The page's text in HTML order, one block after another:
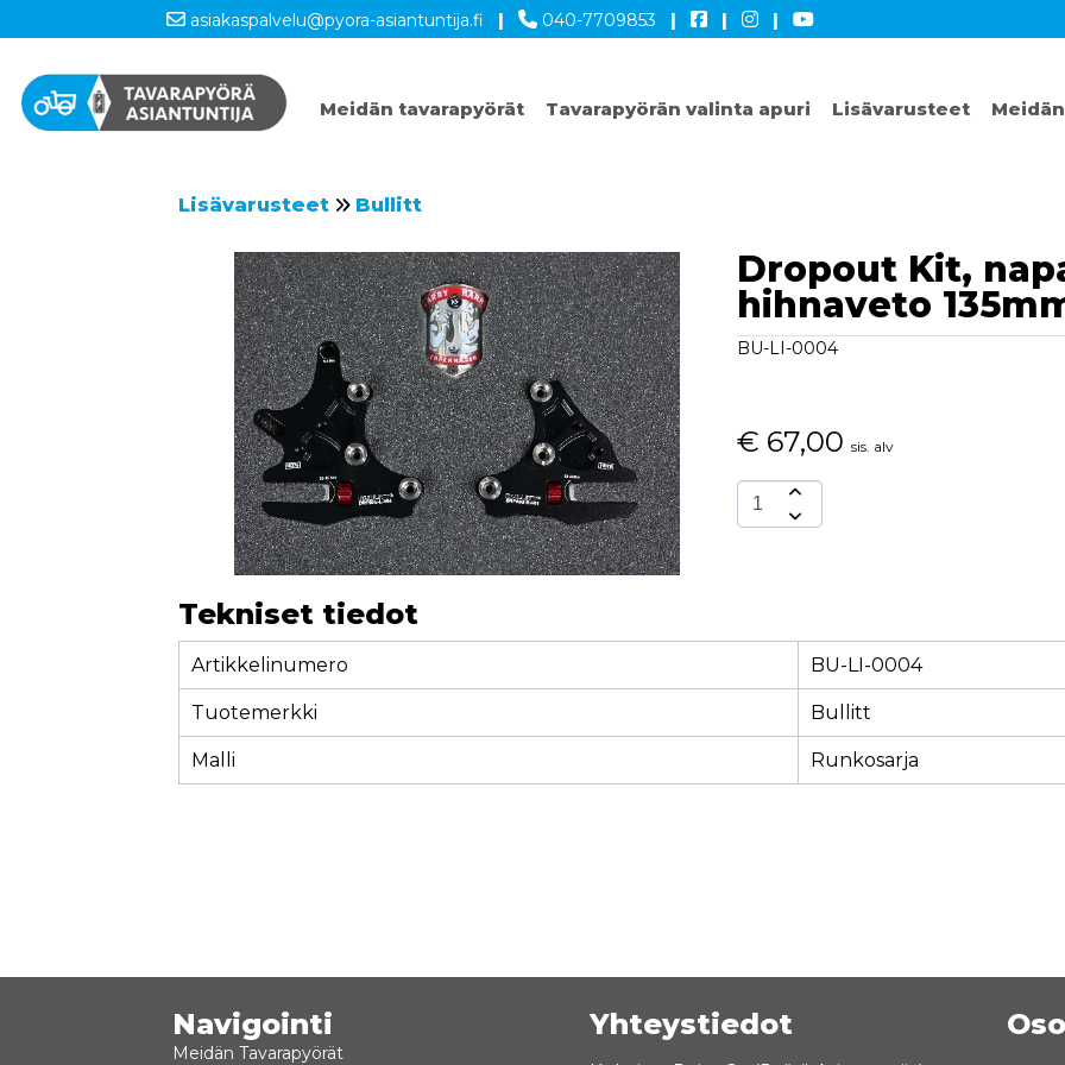
asiakaspalvelu@pyora-asiantuntija.fi | 040-7709853 | | |
Meidän tavarapyörät Tavarapyörän valinta apuri Lisävarusteet
Lisävarusteet Bullitt
Dropout Kit,
hihnaveto
BU-LI-0004
€ 67,00 sis. alv
Tekniset tiedot
Artikkelinumero BU-LI-0004
Tuotemerkki Bullitt
Malli Runkosarja
Navigointi
Meidän Tavarapyörät
Yhteystiedot